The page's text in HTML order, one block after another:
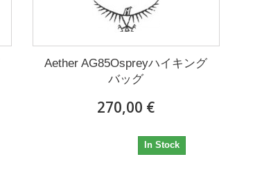
Aether AG85Ospreyハイキング
バッグ
270,00 €
In Stock